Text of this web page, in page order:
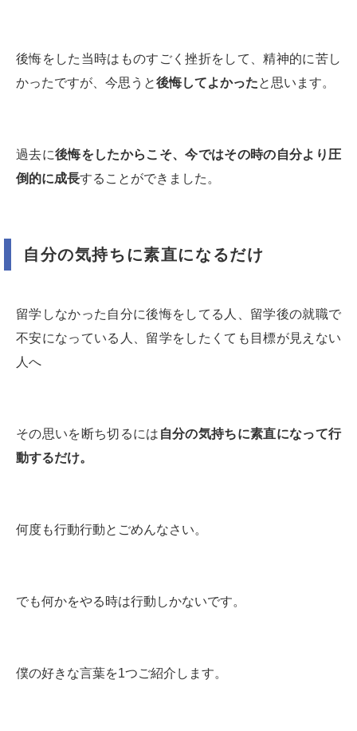
後悔をした当時はものすごく挫折をして、精神的に苦し
かったですが、今思うと後悔してよかったと思います。
過去に後悔をしたからこそ、今ではその時の自分より圧
倒的に成長することができました。
自分の気持ちに素直になるだけ
留学しなかった自分に後悔をしてる人、留学後の就職で
不安になっている人、留学をしたくても目標が見えない
人へ
その思いを断ち切るには 自分の気持ちに素直になって行
動するだけ。
何度も行動行動とごめんなさい。
でも何かをやる時は行動しかないです。
僕の好きな言葉を1つご紹介します。